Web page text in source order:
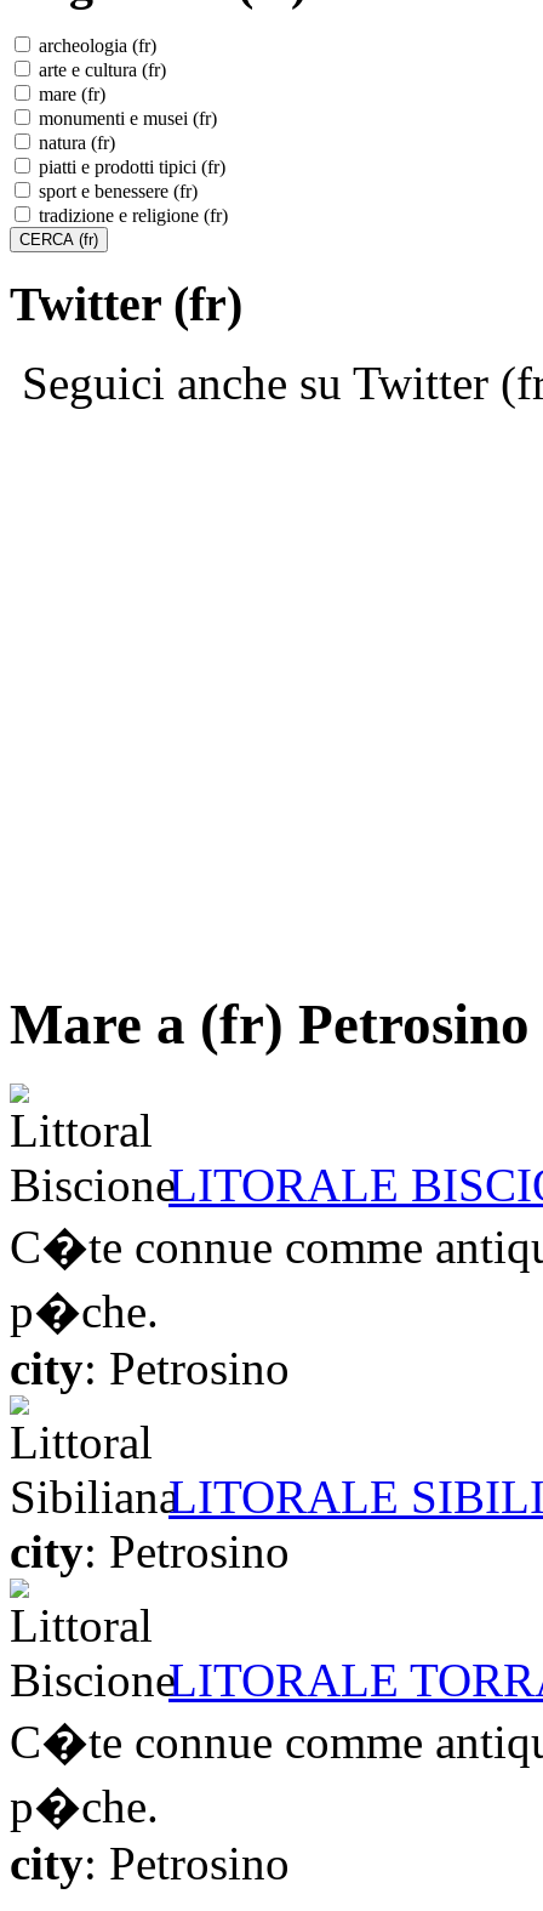
archeologia (fr)
arte e cultura (fr)
mare (fr)
monumenti e musei (fr)
natura (fr)
piatti e prodotti tipici (fr)
sport e benessere (fr)
tradizione e religione (fr)
Twitter (fr)
Seguici anche su Twitter
Mare a (fr) Petrosino
LITORALE
C�te connue comme
p�che.
city: Petrosino
LITORALE
city: Petrosino
LITORALE
C�te connue comme
p�che.
city: Petrosino